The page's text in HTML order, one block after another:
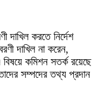
দাখিল করতে নির্দেশ
দাখিল না করেন,
কমিশন সতর্ক রয়েছে
সম্পদের তথ্য প্রদান